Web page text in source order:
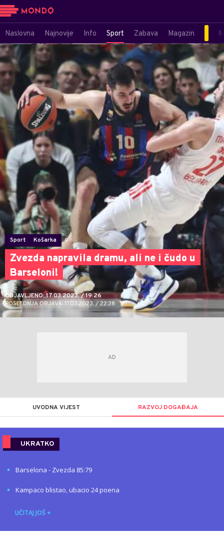
Naslovna Najnovije Info Sport Zabava Magazin
Sport Košarka 0
Zvezda napravila dramu, ali ne i čudo u
Barseloni!
OBJAVLJENO: 17.03.2023. / 19:26
POSLEDNJA OBJAVA: 17.03.2023. / 22:38
UVODNA VIJEST RAZVOJ DOGAĐAJA
UKRATKO
Barselona - Zvezda 85:79
Kampaco blistao, ubacio 24 poena
UČITAJ JOŠ +